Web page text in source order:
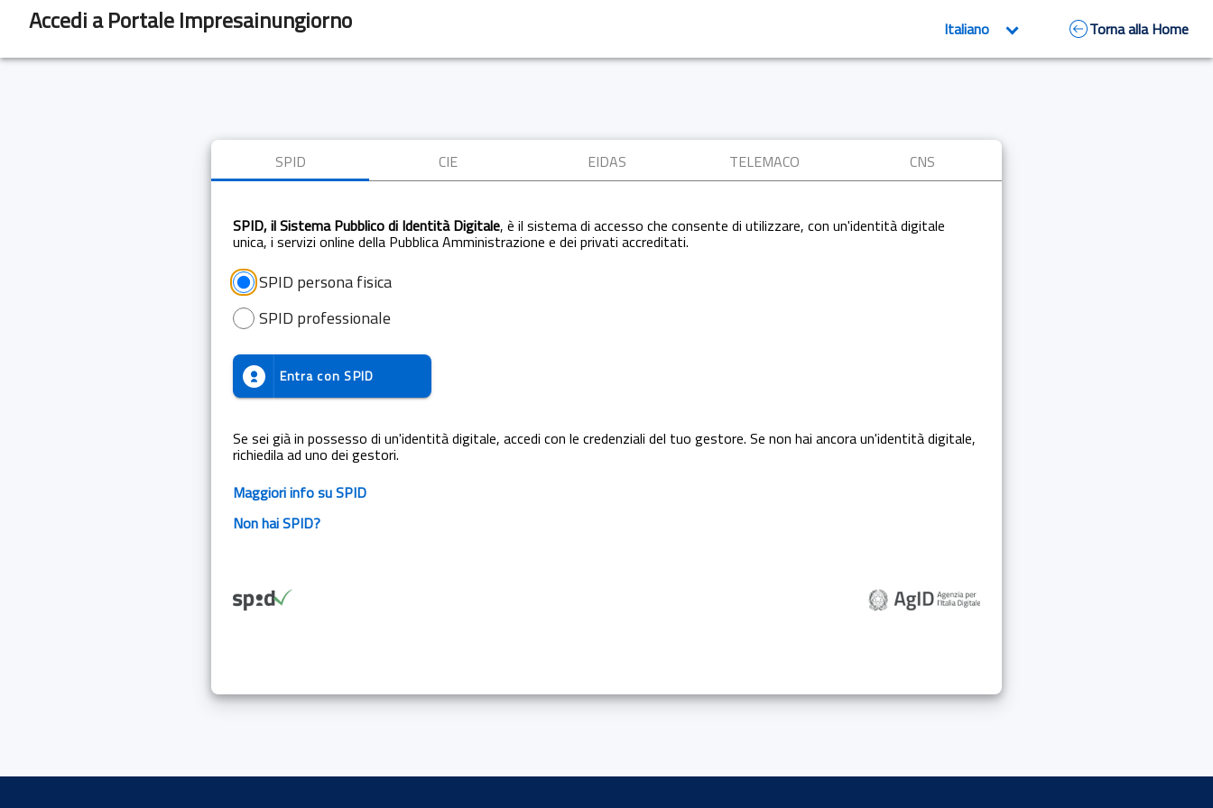
Accedi a Portale Impresainungiorno Torna alla Home
SPID CIE EIDAS TELEMACO CNS
SPID, il Sistema Pubblico di Identità Digitale, è il sistema di accesso che consente di utilizzare, con un'identità digitale
unica, i servizi online della Pubblica Amministrazione e dei privati accreditati.
SPID persona fisica
SPID professionale
Entra con SPID
Se sei già in possesso di un'identità digitale, accedi con le credenziali del tuo gestore. Se non hai ancora un'identità digitale,
richiedila ad uno dei gestori.
Maggiori info su SPID
Non hai SPID?